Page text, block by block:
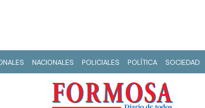
NACIONALES POLICIALES POLÍTICA SOCIEDAD